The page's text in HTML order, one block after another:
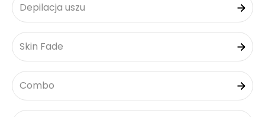
Depilacja uszu
Skin Fade
Combo